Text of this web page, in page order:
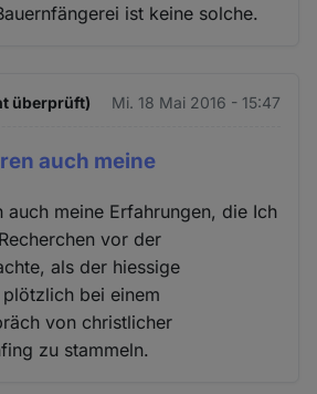
ist keine solche.
überprüft) Mi. 18 Mai 2016 - 15:47
auch meine
auch meine Erfahrungen, die Ich
vor der
als der hiessige
bei einem
von christlicher
zu stammeln.